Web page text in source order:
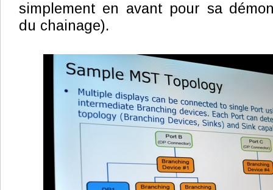
simplement en avant pour sa
du chainage).